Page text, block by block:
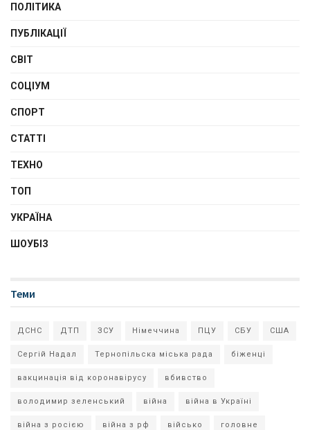
ПОЛІТИКА
ПУБЛІКАЦІЇ
СВІТ
СОЦІУМ
СПОРТ
СТАТТІ
ТЕХНО
ТОП
УКРАЇНА
ШОУБІЗ
Теми
ДСНС ДТП ЗСУ Німеччина ПЦУ СБУ США
Сергій Надал Тернопільска міська рада біженці
вакцинація від коронавірусу вбивство
володимир зеленський війна війна в Україні
війна з росією війна з рф військо головне